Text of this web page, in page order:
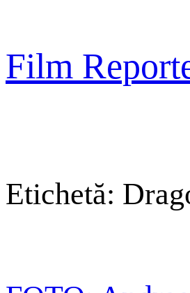
conținut
Film
Etichetă: